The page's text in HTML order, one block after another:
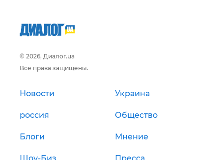
© 2026, Диалог.ua
Все права защищены.
Новости Украина
россия Общество
Блоги Мнение